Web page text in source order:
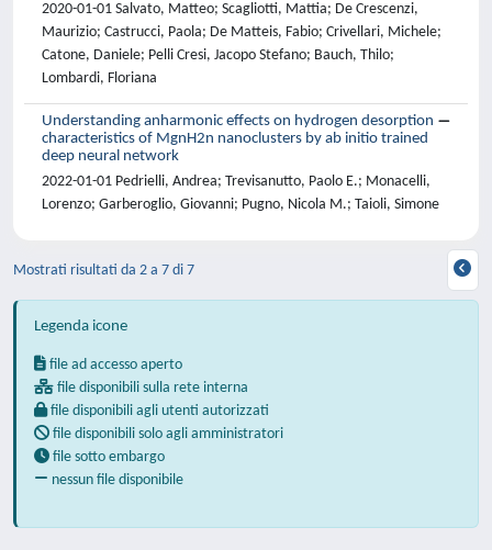
2020-01-01 Salvato, Matteo; Scagliotti, Mattia; De Crescenzi,
Maurizio; Castrucci, Paola; De Matteis, Fabio; Crivellari, Michele;
Catone, Daniele; Pelli Cresi, Jacopo Stefano; Bauch, Thilo;
Lombardi, Floriana
Understanding anharmonic effects on hydrogen desorption
characteristics of MgnH2n nanoclusters by ab initio trained
deep neural network
2022-01-01 Pedrielli, Andrea; Trevisanutto, Paolo E.; Monacelli,
Lorenzo; Garberoglio, Giovanni; Pugno, Nicola M.; Taioli, Simone
Mostrati risultati da 2 a 7 di 7
Legenda icone
file ad accesso aperto
file disponibili sulla rete interna
file disponibili agli utenti autorizzati
file disponibili solo agli amministratori
file sotto embargo
nessun file disponibile